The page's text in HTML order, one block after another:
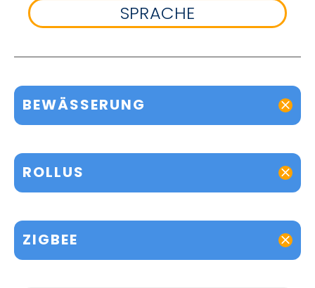
SPRACHE
BEWÄSSERUNG
ROLLUS
ZIGBEE